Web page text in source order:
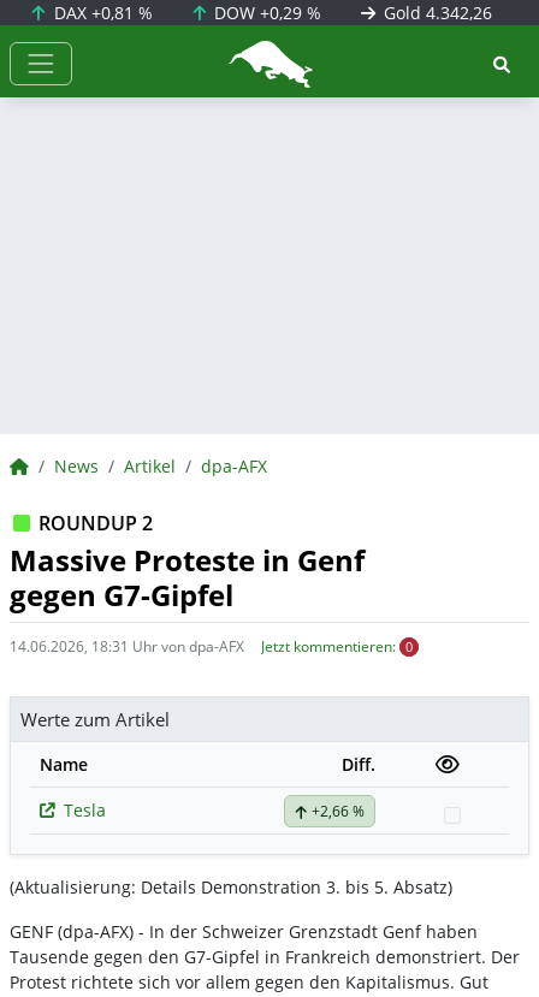
DAX +0,81 % DOW+0,29 % Gold 4.342,26
BörsenNEWS.de
BörsenNEWS.de
News Artikel dpa-AFX
ROUNDUP 2
Massive Proteste in Genf
gegen G7-Gipfel
14.06.2026, 18:31 Uhr von dpa-AFX Jetzt kommentieren: 0
Werte zum Artikel
Name
Diff.
Tesla
+2,66 %
(Aktualisierung: Details Demonstration 3. bis 5. Absatz)
GENF (dpa-AFX) - In der Schweizer Grenzstadt Genf haben
Tausende gegen den G7-Gipfel in Frankreich demonstriert. Der
Protest richtete sich vor allem gegen den Kapitalismus. Gut